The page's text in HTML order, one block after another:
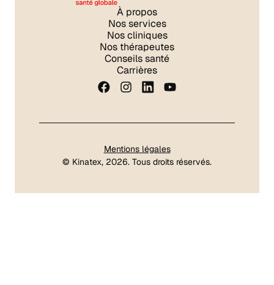
À propos
Nos services
Nos cliniques
Nos thérapeutes
Conseils santé
Carrières
Mentions légales
© Kinatex, 2026. Tous droits réservés.